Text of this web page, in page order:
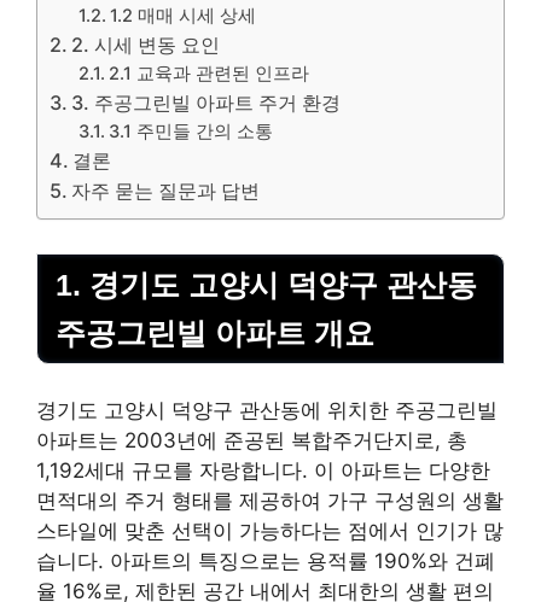
1.2 매매 시세 상세
2. 시세 변동 요인
2.1 교육과 관련된 인프라
3. 주공그린빌 아파트 주거 환경
3.1 주민들 간의 소통
결론
자주 묻는 질문과 답변
1. 경기도 고양시 덕양구 관산동
주공그린빌 아파트 개요
경기도 고양시 덕양구 관산동에 위치한 주공그린빌
아파트는 2003년에 준공된 복합주거단지로, 총
1,192세대 규모를 자랑합니다. 이 아파트는 다양한
면적대의 주거 형태를 제공하여 가구 구성원의 생활
스타일에 맞춘 선택이 가능하다는 점에서 인기가 많
습니다. 아파트의 특징으로는 용적률 190%와 건폐
율 16%로, 제한된 공간 내에서 최대한의 생활 편의